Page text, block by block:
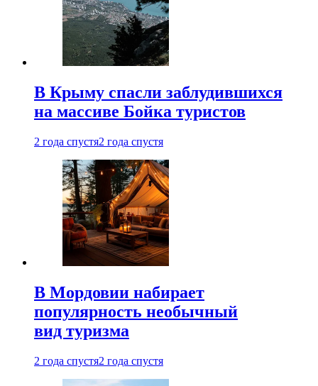
В Крыму спасли заблудившихся
на массиве Бойка туристов
2 года спустя2 года спустя
В Мордовии набирает
популярность необычный
вид туризма
2 года спустя2 года спустя